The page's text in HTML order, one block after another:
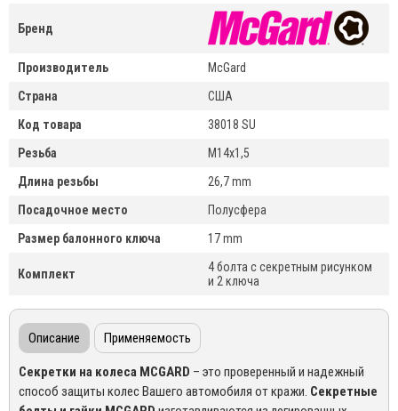
Бренд
Производитель
McGard
Страна
США
Код товара
38018 SU
Резьба
M14x1,5
Длина резьбы
26,7 mm
Посадочное место
Полусфера
Размер балонного ключа
17 mm
Комплект
4 болта с секретным рисунком
и 2 ключа
Описание Применяемость
Секретки на колеса MCGARD – это проверенный и надежный
способ защиты колес Вашего автомобиля от кражи. Секретные